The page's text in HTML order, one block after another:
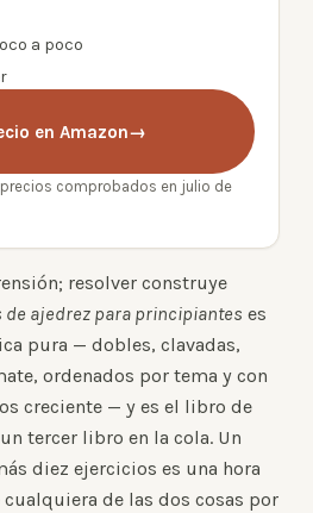
a poco
en Amazon→
precios comprobados en julio de
resolver construye
de ajedrez para principiantes es
pura — dobles, clavadas,
ordenados por tema y con
creciente — y es el libro de
tercer libro en la cola. Un
diez ejercicios es una hora
de las dos cosas por